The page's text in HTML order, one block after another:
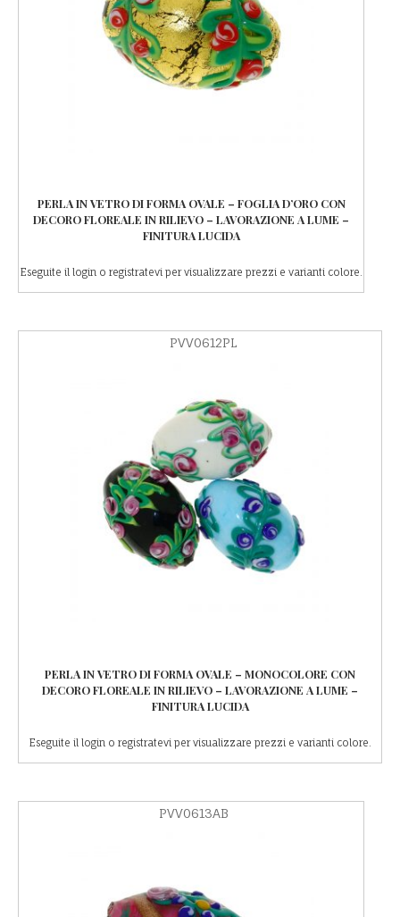
PERLA IN VETRO DI FORMA OVALE – FOGLIA D’ORO CON
DECORO FLOREALE IN RILIEVO – LAVORAZIONE A LUME –
FINITURA LUCIDA
Eseguite il login o registratevi per visualizzare prezzi e varianti colore.
PVV0612PL
PERLA IN VETRO DI FORMA OVALE – MONOCOLORE CON
DECORO FLOREALE IN RILIEVO – LAVORAZIONE A LUME –
FINITURA LUCIDA
Eseguite il login o registratevi per visualizzare prezzi e varianti colore.
PVV0613AB